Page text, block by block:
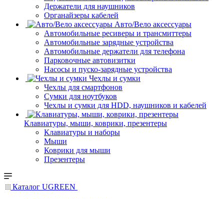
Держатели для наушников
Органайзеры кабелей
Авто/Вело аксессуары
Автомобильные ресиверы и трансмиттеры
Автомобильные зарядные устройства
Автомобильные держатели для телефона
Парковочные автовизитки
Насосы и пуско-зарядные устройства
Чехлы и сумки
Чехлы для смартфонов
Сумки для ноутбуков
Чехлы и сумки для HDD, наушников и кабелей
Клавиатуры, мыши, коврики, презентеры
Клавиатуры и наборы
Мыши
Коврики для мыши
Презентеры
Каталог UGREEN